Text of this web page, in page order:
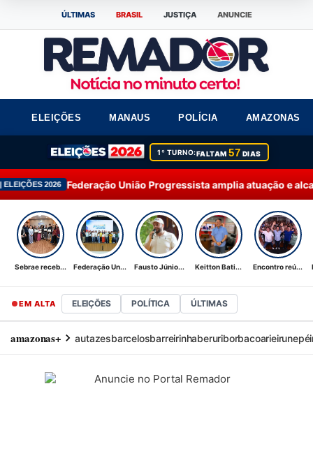
ÚLTIMAS BRASIL JUSTIÇA ANUNCIE
ELEIÇÕES MANAUS POLÍCIA AMAZONAS
1º TURNO:FALTAM57 DIAS
União Progressista amplia atuação e alcança 92% dos
Sebrae receb... Federação Un... Fausto Júnio... Keitton Bati... Encontro reú...
EM ALTA ELEIÇÕES POLÍTICA ÚLTIMAS
amazonas+ autazesbarcelosbarreirinhaberuriborbacoarieirunepé